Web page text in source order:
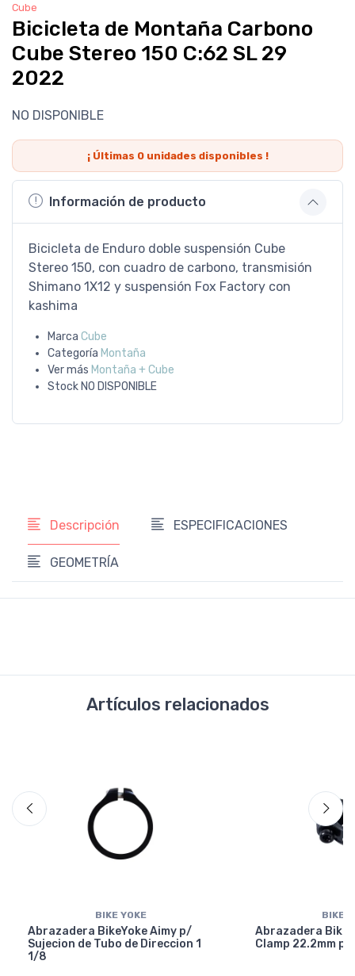
Cube
Bicicleta de Montaña Carbono
Cube Stereo 150 C:62 SL 29
2022
NO DISPONIBLE
¡ Últimas 0unidades disponibles !
Información de producto
Bicicleta de Enduro doble suspensión Cube
Stereo 150, con cuadro de carbono, transmisión
Shimano 1X12 y suspensión Fox Factory con
kashima
Marca Cube
Categoría Montaña
Ver más Montaña + Cube
Stock NO DISPONIBLE
Descripción ESPECIFICACIONES
GEOMETRÍA
Artículos relacionados
BIKE YOKE
Abrazadera BikeYoke Aimy p/
Sujecion de Tubo de Direccion 1
1/8
BIKE
Abrazadera
Clamp 22.2mm